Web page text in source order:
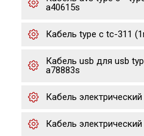
a40615s
Кабель type c tc-311
Кабель usb для usb
a78883s
Кабель
Кабель